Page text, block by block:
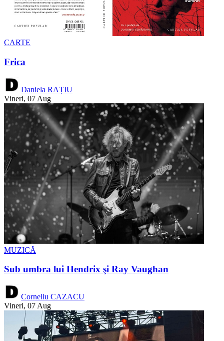
CARTE
Frica
Daniela RAȚIU
Vineri, 07 Aug
MUZICĂ
Sub umbra lui Hendrix şi Ray Vaughan
Corneliu CAZACU
Vineri, 07 Aug